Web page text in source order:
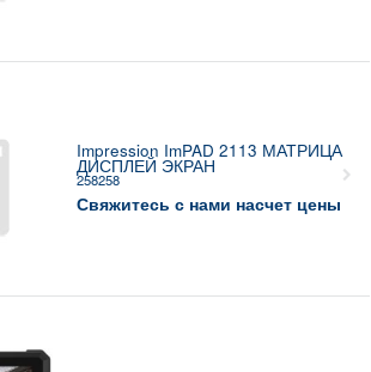
Impression ImPAD 2113 МАТРИЦА
ДИСПЛЕЙ ЭКРАН
258258
Свяжитесь с нами насчет цены